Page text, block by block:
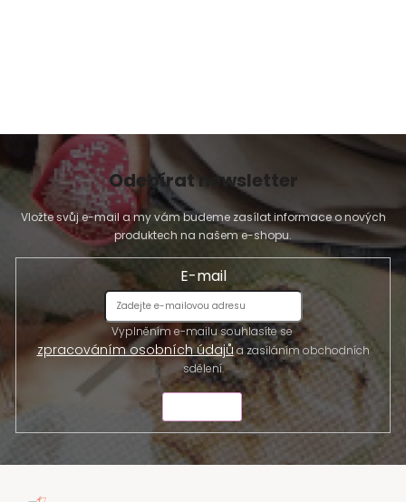
Odebírat newsletter
Vložte svůj e-mail a my vám budeme zasílat informace o nových
produktech na našem e-shopu.
E-mail
Vyplněním e-mailu souhlasíte se
zpracováním osobních údajůa zasíláním obchodních
sdělení.